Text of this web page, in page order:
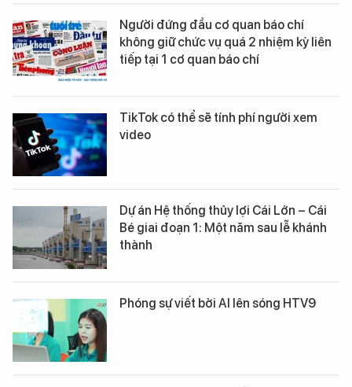
Người đứng đầu cơ quan báo chí
không giữ chức vụ quá 2 nhiệm kỳ liên
tiếp tại 1 cơ quan báo chí
TikTok có thể sẽ tính phí người xem
video
Dự án Hệ thống thủy lợi Cái Lớn – Cái
Bé giai đoạn 1: Một năm sau lễ khánh
thành
Phóng sự viết bởi AI lên sóng HTV9